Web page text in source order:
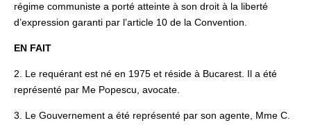
régime communiste a porté atteinte à son droit à la liberté
d’expression garanti par l’article 10 de la Convention.
EN FAIT
2. Le requérant est né en 1975 et réside à Bucarest. Il a été
représenté par Me Popescu, avocate.
3. Le Gouvernement a été représenté par son agente, Mme C.